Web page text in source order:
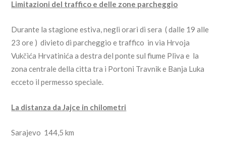
Limitazioni del traffico e delle zone parcheggio
Durante la stagione estiva, negli orari di sera ( dalle 19 alle
23 ore ) divieto di parcheggio e traffico in via Hrvoja
Vukčića Hrvatinića a destra del ponte sul fiume Pliva e la
zona centrale della citta tra i Portoni Travnik e Banja Luka
ecceto il permesso speciale.
La distanza da Jajce in chilometri
Sarajevo 144,5 km